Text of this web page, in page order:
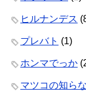
ヒルナンデス
プレバト (1)
ホンマでっか
マツコの知ら